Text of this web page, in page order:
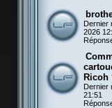
Dernier
2026
Ricoh
Dernier
21:51